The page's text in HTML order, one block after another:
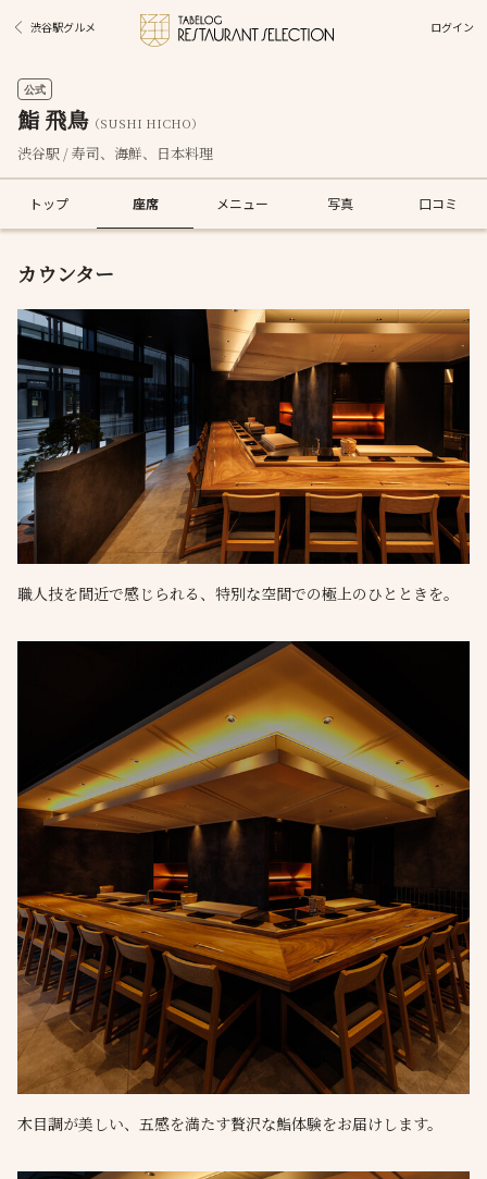
渋谷駅グルメ ログイン
公式
鮨 飛鳥（SUSHI HICHO）
渋谷駅 / 寿司、海鮮、日本料理
トップ 座席 メニュー 写真 口コミ
カウンター
職人技を間近で感じられる、特別な空間での極上のひとときを。
木目調が美しい、五感を満たす贅沢な鮨体験をお届けします。